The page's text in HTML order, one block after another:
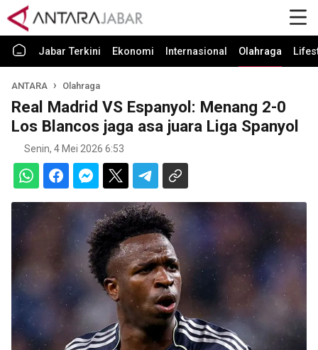
Jabar Terkini Ekonomi Internasional Olahraga
ANTARA Olahraga
Real Madrid VS Espanyol: Menang 2-0
Los Blancos jaga asa juara Liga Spanyol
Senin, 4 Mei 2026 6:53